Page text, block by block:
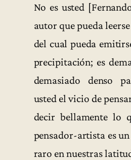
No es usted
autor que pueda
del cual pueda
precipitación; es
demasiado denso
usted el vicio de
decir bellamente lo
pensador-artista es
raro en nuestras